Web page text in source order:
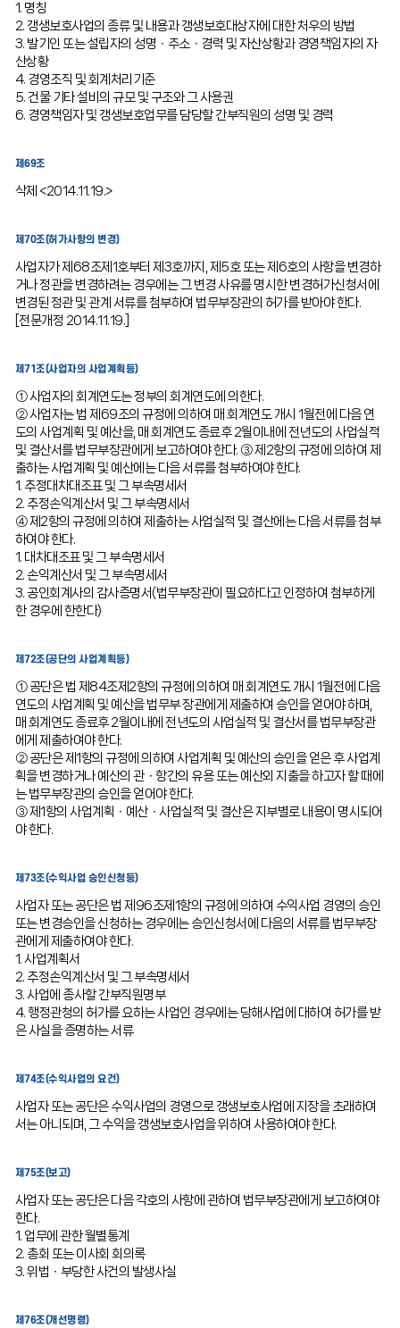
1. 명칭
2. 갱생보호사업의 종류 및 내용과 갱생보호대상자에 대한 처우의 방법
3. 발기인 또는 설립자의 성명ㆍ주소ㆍ경력 및 자산상황과 경영책임자의 자
산상황
4. 경영조직 및 회계처리기준
5. 건물 기타 설비의 규모 및 구조와 그 사용권
6. 경영책임자 및 갱생보호업무를 담당할 간부직원의 성명 및 경력
제69조
삭제 <2014.11.19.>
제70조(허가사항의 변경)
사업자가 제68조제1호부터 제3호까지, 제5호 또는 제6호의 사항을 변경하
거나 정관을 변경하려는 경우에는 그 변경 사유를 명시한 변경허가신청서에
변경된 정관 및 관계 서류를 첨부하여 법무부장관의 허가를 받아야 한다.
[전문개정 2014.11.19.]
제71조(사업자의 사업계획등)
① 사업자의 회계연도는 정부의 회계연도에 의한다.
② 사업자는 법 제69조의 규정에 의하여 매 회계연도 개시 1월전에 다음 연
도의 사업계획 및 예산을, 매 회계연도 종료후 2월이내에 전년도의 사업실적
및 결산서를 법무부장관에게 보고하여야 한다. ③ 제2항의 규정에 의하여 제
출하는 사업계획 및 예산에는 다음 서류를 첨부하여야 한다.
1. 추정대차대조표 및 그 부속명세서
2. 추정손익계산서 및 그 부속명세서
④ 제2항의 규정에 의하여 제출하는 사업실적 및 결산에는 다음 서류를 첨부
하여야 한다.
1. 대차대조표 및 그 부속명세서
2. 손익계산서 및 그 부속명세서
3. 공인회계사의 감사증명서(법무부장관이 필요하다고 인정하여 첨부하게
한 경우에 한한다)
제72조(공단의 사업계획등)
① 공단은 법 제84조제2항의 규정에 의하여 매 회계연도 개시 1월전에 다음
연도의 사업계획 및 예산을 법무부 장관에게 제출하여 승인을 얻어야 하며,
매 회계연도 종료후 2월이내에 전년도의 사업실적 및 결산서를 법무부장관
에게 제출하여야 한다.
② 공단은 제1항의 규정에 의하여 사업계획 및 예산의 승인을 얻은 후 사업계
획을 변경하거나 예산의 관ㆍ항간의 유용 또는 예산외 지출을 하고자 할 때에
는 법무부장관의 승인을 얻어야 한다.
③ 제1항의 사업계획ㆍ예산ㆍ사업실적 및 결산은 지부별로 내용이 명시되어
야 한다.
제73조(수익사업 승인신청등)
사업자 또는 공단은 법 제96조제1항의 규정에 의하여 수익사업 경영의 승인
또는 변경승인을 신청하는 경우에는 승인신청서에 다음의 서류를 법무부장
관에게 제출하여야 한다.
1. 사업계획서
2. 추정손익계산서 및 그 부속명세서
3. 사업에 종사할 간부직원명부
4. 행정관청의 허가를 요하는 사업인 경우에는 당해사업에 대하여 허가를 받
은 사실을 증명하는 서류
제74조(수익사업의 요건)
사업자 또는 공단은 수익사업의 경영으로 갱생보호사업에 지장을 초래하여
서는 아니되며, 그 수익을 갱생보호사업을 위하여 사용하여야 한다.
제75조(보고)
사업자 또는 공단은 다음 각호의 사항에 관하여 법무부장관에게 보고하여야
한다.
1. 업무에 관한 월별통계
2. 총회 또는 이사회 회의록
3. 위법ㆍ부당한 사건의 발생사실
제76조(개선명령)